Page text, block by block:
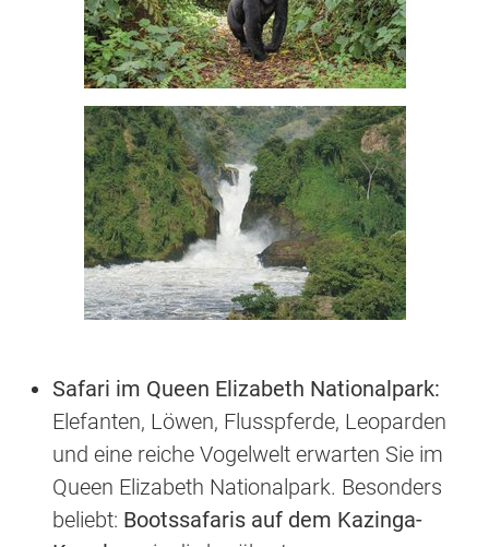
Safari im Queen Elizabeth Nationalpark:
Elefanten, Löwen, Flusspferde, Leoparden
und eine reiche Vogelwelt erwarten Sie im
Queen Elizabeth Nationalpark. Besonders
beliebt: Bootssafaris auf dem Kazinga-